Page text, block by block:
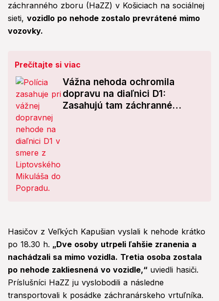
záchranného zboru (HaZZ) v Košiciach na sociálnej
sieti, vozidlo po nehode zostalo prevrátené mimo
vozovky.
Prečítajte si viac
Vážna nehoda ochromila
dopravu na diaľnici D1:
Zasahujú tam záchranné
Hasičov z Veľkých Kapušian vyslali k nehode krátko
po 18.30 h. „Dve osoby utrpeli ľahšie zranenia a
nachádzali sa mimo vozidla. Tretia osoba zostala
po nehode zakliesnená vo vozidle,“ uviedli hasiči.
Príslušníci HaZZ ju vyslobodili a následne
transportovali k posádke záchranárskeho vrtuľníka.